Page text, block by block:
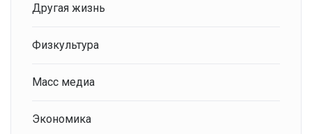
Другая жизнь
Физкультура
Масс медиа
Экономика